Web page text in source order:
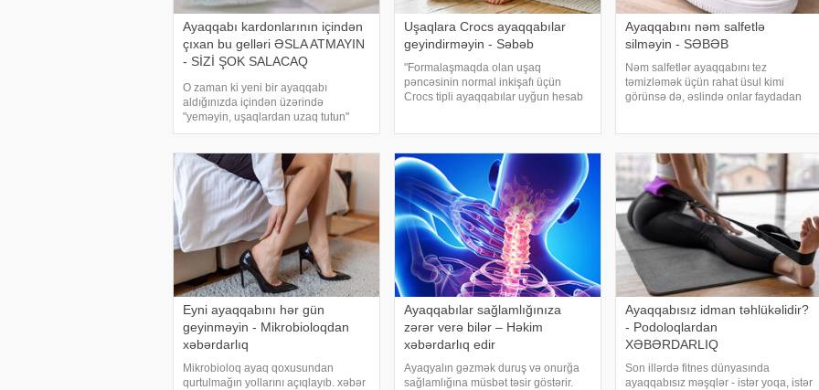
Ayaqqabı kardonlarının içindən
çıxan bu gelləri ƏSLA ATMAYIN
- SİZİ ŞOK SALACAQ
O zaman ki yeni bir ayaqqabı
aldığınızda içindən üzərində
"yeməyin, uşaqlardan uzaq tutun"
kimi xəbərdarlıqlar olan mini paketlər
ki, bu maddə natrium silikatdan sinteti
Uşaqlara Crocs ayaqqabılar
geyindirməyin - Səbəb
"Formalaşmaqda olan uşaq
pəncəsinin normal inkişafı üçün
Crocs tipli ayaqqabılar uyğun hesab
materialda
Ayaqqabını nəm salfetlə
silməyin - SƏBƏB
Nəm salfetlər ayaqqabını tez
təmizləmək üçün rahat üsul kimi
görünsə də, əslində onlar faydadan
ləkə gördükd
Eyni ayaqqabını hər gün
geyinməyin - Mikrobioloqdan
xəbərdarlıq
Mikrobioloq ayaq qoxusundan
qurtulmağın yollarını açıqlayıb. xəbər
Ayaqqabılar sağlamlığınıza
zərər verə bilər – Həkim
xəbərdarlıq edir
Ayaqyalın gəzmək duruş və onurğa
sağlamlığına müsbət təsir göstərir.
Ayaqqabısız idman təhlükəlidir?
- Podoloqlardan
XƏBƏRDARLIQ
Son illərdə fitnes dünyasında
ayaqqabısız məşqlər - istər yoqa, istər